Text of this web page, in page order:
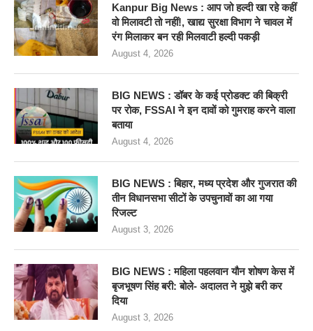
Kanpur Big News : आप जो हल्दी खा रहे कहीं
वो मिलावटी तो नहीं!, खाद्य सुरक्षा विभाग ने चावल में
रंग मिलाकर बन रही मिलवाटी हल्दी पकड़ी
August 4, 2026
BIG NEWS : डॉबर के कई प्रोडक्ट की बिक्री
पर रोक, FSSAI ने इन दावों को गुमराह करने वाला
बताया
August 4, 2026
BIG NEWS : बिहार, मध्य प्रदेश और गुजरात की
तीन विधानसभा सीटों के उपचुनावों का आ गया
रिजल्ट
August 3, 2026
BIG NEWS : महिला पहलवान यौन शोषण केस में
बृजभूषण सिंह बरी: बोले- अदालत ने मुझे बरी कर
दिया
August 3, 2026